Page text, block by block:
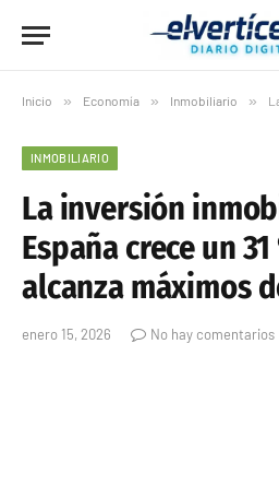
Inicio » Economía » Inmobiliario » La
INMOBILIARIO
La inversión
España crece un
alcanza máximos
enero 15, 2026 No hay comentarios